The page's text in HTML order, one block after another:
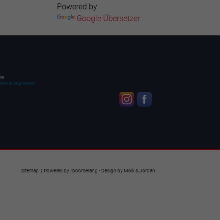
Powered by
Google Übersetzer
Sitemap | Powered by /boomerang - Design by Molk & Jordan